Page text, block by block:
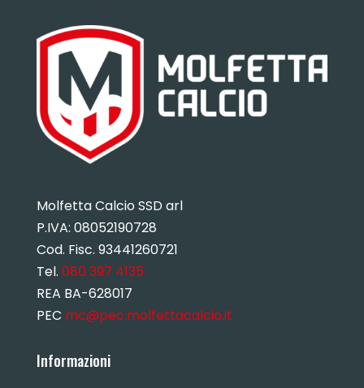
Molfetta Calcio SSD arl
P.IVA: 08052190728
Cod. Fisc. 93441260721
Tel. 080 397 4135
REA BA-628017
PEC mc@pec.molfettacalcio.it
Informazioni